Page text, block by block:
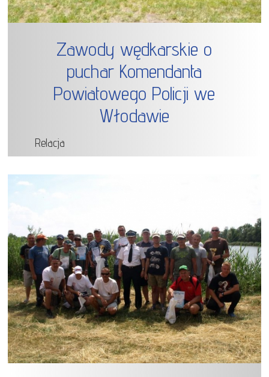
Zawody wędkarskie o
puchar Komendanta
Powiatowego Policji we
Włodawie
Relacja